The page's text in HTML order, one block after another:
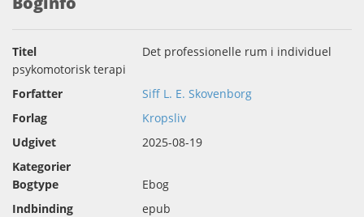
Titel
Det professionelle rum i individuel
psykomotorisk terapi
Forfatter
Siff L. E. Skovenborg
Forlag
Kropsliv
Udgivet
2025-08-19
Kategorier
Bogtype
Ebog
Indbinding
epub